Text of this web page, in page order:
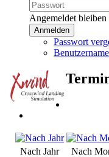
Angemeldet bleiben
Anmelden
Passwort
Nach Jahr Nach